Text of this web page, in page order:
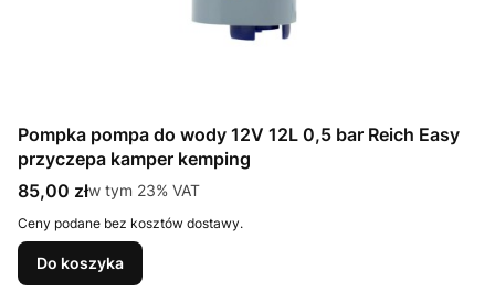
Pompka pompa do wody 12V 12L 0,5 bar Reich Easy
przyczepa kamper kemping
Cena brutto
85,00 złw tym %s VAT
w tym 23% VAT
Ceny podane bez kosztów dostawy.
Do koszyka